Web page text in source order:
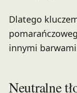
Dlatego
innymi
Neutralne